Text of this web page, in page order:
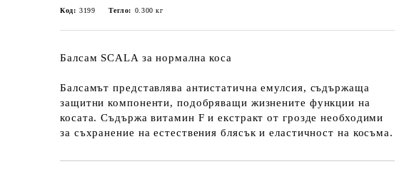
Код: 3199 Тегло: 0.300 кг
Балсам SCALA за нормална коса
Балсамът представлява антистатична емулсия, съдържаща
защитни компоненти, подобряващи жизнените функции на
косата. Съдържа витамин F и екстракт от грозде необходими
за съхранение на естествения блясък и еластичност на косъма.